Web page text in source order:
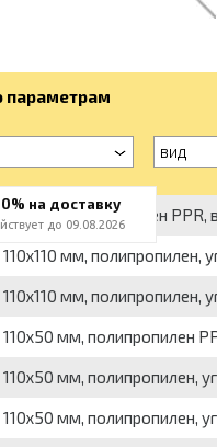
параметрам
вид
мм, полипропилен PPR,
мм, полипропилен,
мм, полипропилен,
мм, полипропилен
мм, полипропилен,
мм, полипропилен,
на доставку
до 09.08.2026